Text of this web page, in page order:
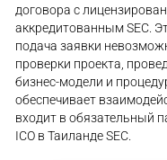
договора с
аккредитованным SEC.
подача заявки
проверки проекта,
бизнес-модели и
обеспечивает
входит в обязательный
ICO в Таиланде SEC.